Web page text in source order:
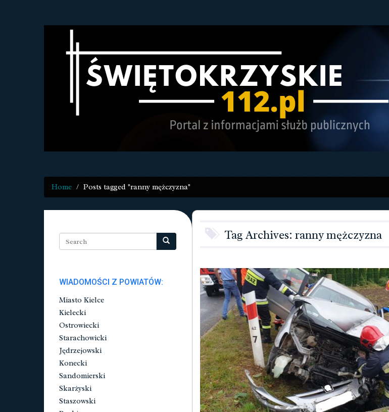
Home Posts tagged "ranny mężczyzna"
Tag Archives: ranny mężczyzna
WIADOMOŚCI Z POWIATÓW:
Miasto Kielce
Kielecki
Ostrowiecki
Starachowicki
Jędrzejowski
Konecki
Sandomierski
Skarżyski
Staszowski